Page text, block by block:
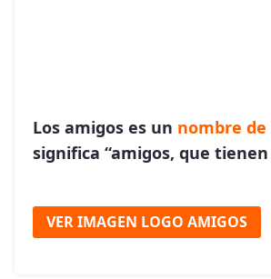
Los amigos es un nombre de
significa “amigos, que
VER IMAGEN LOGO AMIGOS